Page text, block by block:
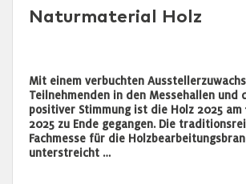
Naturmaterial Holz
Mit einem verbuchten
Teilnehmenden in den Messehallen und
positiver Stimmung ist die Holz 2025 am
2025 zu Ende gegangen. Die
Fachmesse für die
unterstreicht …